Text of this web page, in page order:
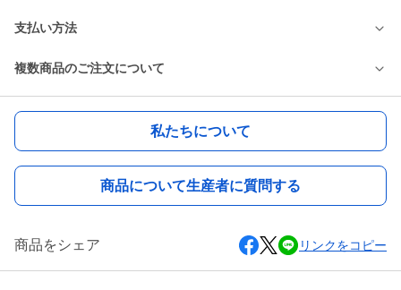
支払い方法
複数商品のご注文について
私たちについて
商品について生産者に質問する
商品をシェア リンクをコピー